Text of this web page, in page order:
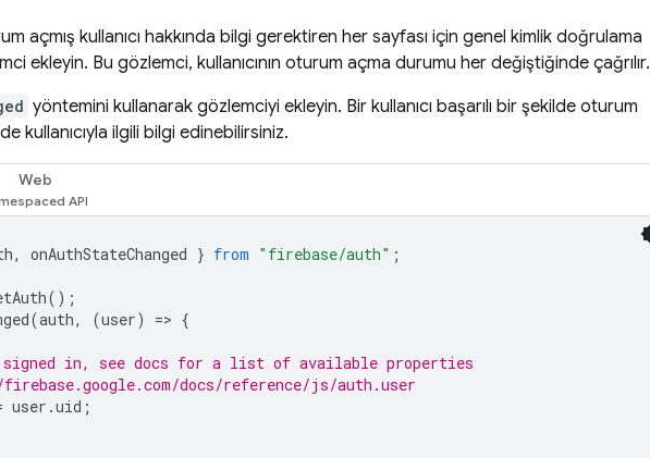
açmış kullanıcı hakkında bilgi gerektiren her sayfası için genel kimlik doğrulama
ekleyin. Bu gözlemci, kullanıcının oturum açma durumu her değiştiğinde çağrılır.
yöntemini kullanarak gözlemciyi ekleyin. Bir kullanıcı başarılı bir şekilde oturum
kullanıcıyla ilgili bilgi edinebilirsiniz.
Web
, onAuthStateChanged } from "firebase/auth" ;
();
(auth, (user) => {
in, see docs for a list of available properties
docs/reference/js/auth.user
user .uid ;